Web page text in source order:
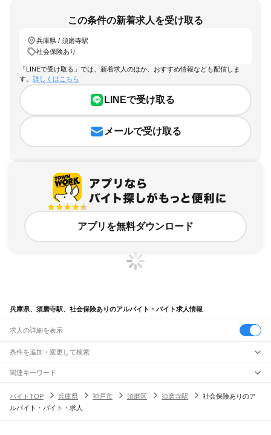
この条件の新着求人を受け取る
兵庫県 / 須磨寺駅
社会保険あり
「LINEで受け取る」では、新着求人のほか、おすすめ情報なども配信しま
す。 詳しくはこちら
LINEで受け取る
メールで受け取る
アプリを無料ダウンロード
兵庫県、須磨寺駅、社会保険ありのアルバイト・バイト求人情報
求人の詳細を表示
条件を追加・変更して検索
市区町村を追加・変更
兵庫県すべて
神戸市すべて
駅を追加・変更
職種を追加・変更
関連キーワード
バイトTOP
兵庫県 神戸市 須磨区 須磨寺駅
社会保険ありのア
ルバイト・バイト・求人